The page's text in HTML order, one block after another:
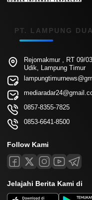
PT. LAMPUNG
Rejomakmur , RT 09/
Udik, Lampung Timur
0857-8355-7825
0853-6641-8500
Follow Kami
Jelajahi Berita Kami di